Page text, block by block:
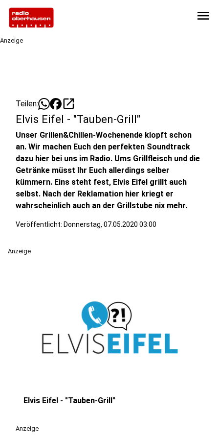
menu
Anzeige
Teilen: open_in_new
Elvis Eifel - "Tauben-Grill"
Unser Grillen&Chillen-Wochenende klopft schon
an. Wir machen Euch den perfekten Soundtrack
dazu hier bei uns im Radio. Ums Grillfleisch und die
Getränke müsst Ihr Euch allerdings selber
kümmern. Eins steht fest, Elvis Eifel grillt auch
selbst. Nach der Reklamation hier kriegt er
wahrscheinlich auch an der Grillstube nix mehr.
Veröffentlicht: Donnerstag, 07.05.2020 03:00
Anzeige
Elvis Eifel - "Tauben-Grill"
Anzeige